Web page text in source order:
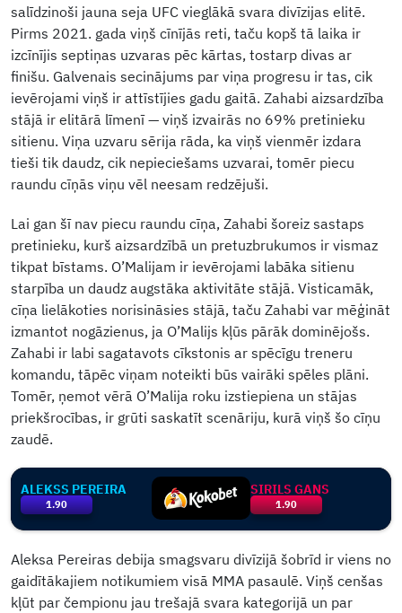
salīdzinoši jauna seja UFC vieglākā svara divīzijas elitē.
Pirms 2021. gada viņš cīnījās reti, taču kopš tā laika ir
izcīnījis septiņas uzvaras pēc kārtas, tostarp divas ar
finišu. Galvenais secinājums par viņa progresu ir tas, cik
ievērojami viņš ir attīstījies gadu gaitā. Zahabi aizsardzība
stājā ir elitārā līmenī — viņš izvairās no 69% pretinieku
sitienu. Viņa uzvaru sērija rāda, ka viņš vienmēr izdara
tieši tik daudz, cik nepieciešams uzvarai, tomēr piecu
raundu cīņās viņu vēl neesam redzējuši.
Lai gan šī nav piecu raundu cīņa, Zahabi šoreiz sastaps
pretinieku, kurš aizsardzībā un pretuzbrukumos ir vismaz
tikpat bīstams. O’Malijam ir ievērojami labāka sitienu
starpība un daudz augstāka aktivitāte stājā. Visticamāk,
cīņa lielākoties norisināsies stājā, taču Zahabi var mēģināt
izmantot nogāzienus, ja O’Malijs kļūs pārāk dominējošs.
Zahabi ir labi sagatavots cīkstonis ar spēcīgu treneru
komandu, tāpēc viņam noteikti būs vairāki spēles plāni.
Tomēr, ņemot vērā O’Malija roku izstiepiena un stājas
priekšrocības, ir grūti saskatīt scenāriju, kurā viņš šo cīņu
zaudē.
ALEKSS PEREIRA
1.90 1.90
SIRILS GANS
Aleksa Pereiras debija smagsvaru divīzijā šobrīd ir viens no
gaidītākajiem notikumiem visā MMA pasaulē. Viņš cenšas
kļūt par čempionu jau trešajā svara kategorijā un par